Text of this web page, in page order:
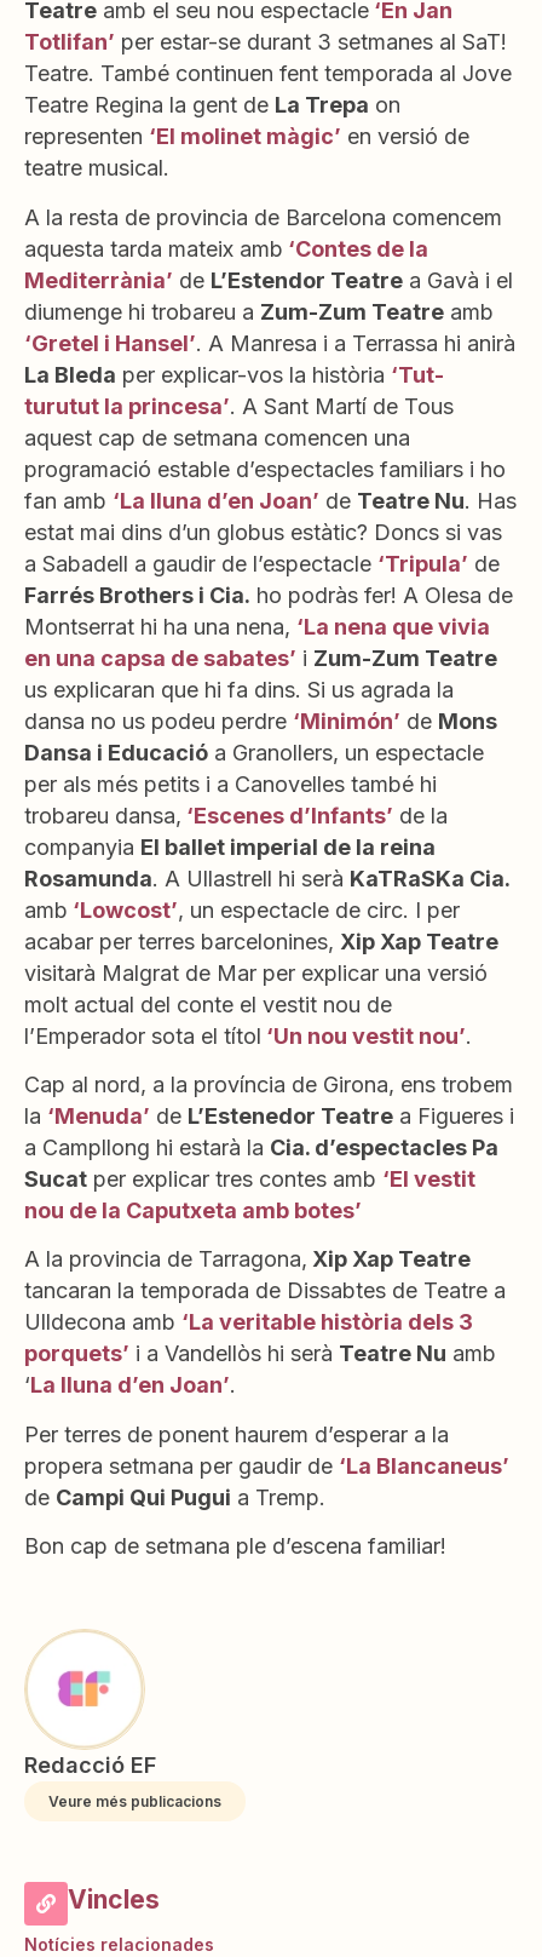
Redacció EF
Veure més publicacions
Vincles
Notícies relacionades
Teatre amb el seu nou espectacle ‘En Jan
Totlifan’ per estar-se durant 3 setmanes al SaT!
Teatre. També continuen fent temporada al Jove
Teatre Regina la gent de La Trepa on
representen ‘El molinet màgic’ en versió de
teatre musical.
A la resta de provincia de Barcelona comencem
aquesta tarda mateix amb ‘Contes de la
Mediterrània’ de L’Estendor Teatre a Gavà i el
diumenge hi trobareu a Zum-Zum Teatre amb
‘Gretel i Hansel’. A Manresa i a Terrassa hi anirà
La Bleda per explicar-vos la història ‘Tut-
turutut la princesa’. A Sant Martí de Tous
aquest cap de setmana comencen una
programació estable d’espectacles familiars i ho
fan amb ‘La lluna d’en Joan’ de Teatre Nu. Has
estat mai dins d’un globus estàtic? Doncs si vas
a Sabadell a gaudir de l’espectacle ‘Tripula’ de
Farrés Brothers i Cia. ho podràs fer! A Olesa de
Montserrat hi ha una nena, ‘La nena que vivia
en una capsa de sabates’ i Zum-Zum Teatre
us explicaran que hi fa dins. Si us agrada la
dansa no us podeu perdre ‘Minimón’ de Mons
Dansa i Educació a Granollers, un espectacle
per als més petits i a Canovelles també hi
trobareu dansa, ‘Escenes d’Infants’ de la
companyia El ballet imperial de la reina
Rosamunda. A Ullastrell hi serà KaTRaSKa Cia.
amb ‘Lowcost’, un espectacle de circ. I per
acabar per terres barcelonines, Xip Xap Teatre
visitarà Malgrat de Mar per explicar una versió
molt actual del conte el vestit nou de
l’Emperador sota el títol ‘Un nou vestit nou’.
Cap al nord, a la província de Girona, ens trobem
la ‘Menuda’ de L’Estenedor Teatre a Figueres i
a Campllong hi estarà la Cia. d’espectacles Pa
Sucat per explicar tres contes amb ‘El vestit
nou de la Caputxeta amb botes’
A la provincia de Tarragona, Xip Xap Teatre
tancaran la temporada de Dissabtes de Teatre a
Ulldecona amb ‘La veritable història dels 3
porquets’ i a Vandellòs hi serà Teatre Nu amb
‘La lluna d’en Joan’.
Per terres de ponent haurem d’esperar a la
propera setmana per gaudir de ‘La Blancaneus’
de Campi Qui Pugui a Tremp.
Bon cap de setmana ple d’escena familiar!